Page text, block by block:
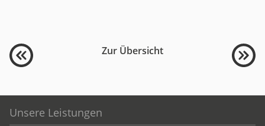
Zur Übersicht
Unsere Leistungen